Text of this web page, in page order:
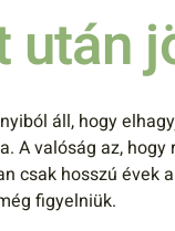
után
áll, hogy
A valóság az, hogy
csak hosszú évek
figyelniük.